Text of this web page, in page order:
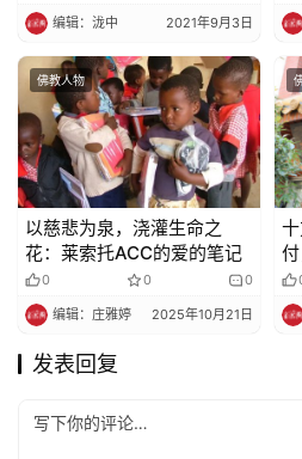
编辑：泷中 2021年9月3日
佛教人物
以慈悲为泉，浇灌生命之
花：莱索托ACC的爱的笔记
0 0 0
编辑：庄雅婷 2025年10月21日
大
发表回复